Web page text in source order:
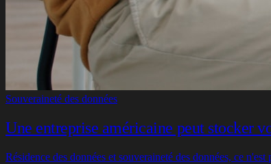
Souveraineté des données
Une entreprise américaine peut stocker
Résidence des données et souveraineté des données, ce